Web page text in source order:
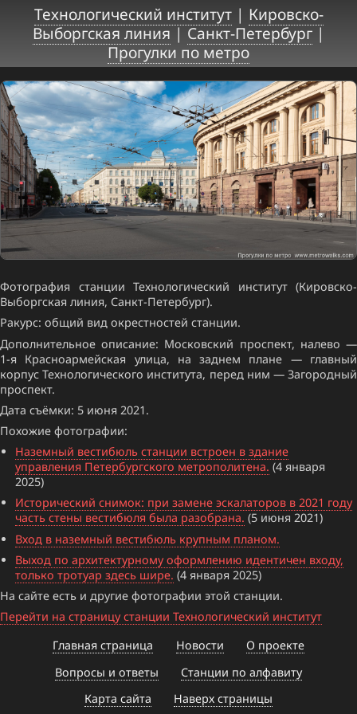
Технологический институт| Кировско-
Выборгская линия|Санкт-Петербург|
Прогулки по метро
Фотография станции Технологический институт (Кировско-
Выборгская линия, Санкт-Петербург).
Ракурс: общий вид окрестностей станции.
Дополнительное описание: Московский проспект, налево —
1-я Красноармейская улица, на заднем плане — главный
корпус Технологического института, перед ним — Загородный
проспект.
Дата съёмки: 5 июня 2021.
Похожие фотографии:
Наземный вестибюль станции встроен в здание
управления Петербургского метрополитена. (4 января
2025)
Исторический снимок: при замене эскалаторов в 2021 году
часть стены вестибюля была разобрана. (5 июня 2021)
Вход в наземный вестибюль крупным планом.
Выход по архитектурному оформлению идентичен входу,
только тротуар здесь шире. (4 января 2025)
На сайте есть и другие фотографии этой станции.
Перейти на страницу станции Технологический институт
Главная страница
Новости
О проекте
Вопросы и ответы
Станции по алфавиту
Карта сайта
Наверх страницы